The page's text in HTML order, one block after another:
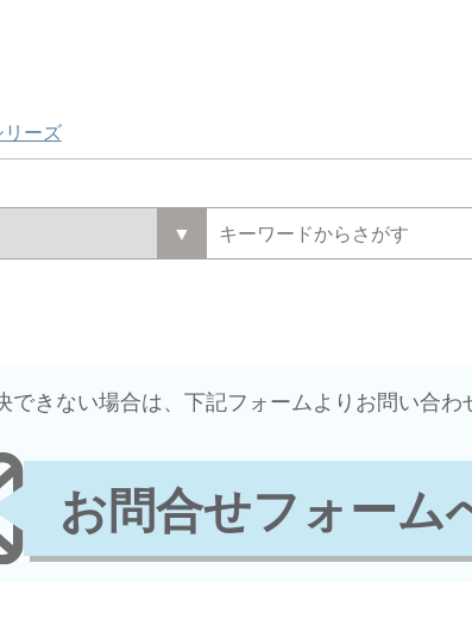
ーズ
できない場合は、下記フォームよりお問い合わ
お問合せフォーム